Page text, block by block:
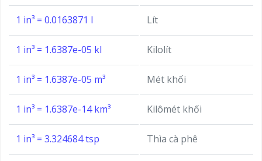
1 in³ = 0.0163871 l Lít
1 in³ = 1.6387e-05 kl Kilolít
1 in³ = 1.6387e-05 m³ Mét khối
1 in³ = 1.6387e-14 km³ Kilômét khối
1 in³ = 3.324684 tsp Thìa cà phê